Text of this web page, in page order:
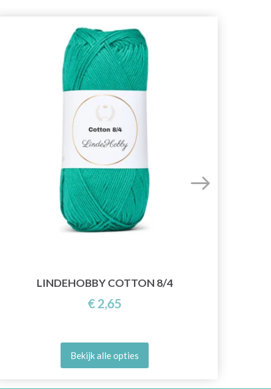
LINDEHOBBY COTTON 8/4
€ 2,65
Bekijk alle opties